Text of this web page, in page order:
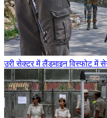
उरी सेक्टर में लैंडमाइन विस्फोट में